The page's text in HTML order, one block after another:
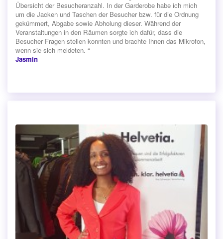
Übersicht der Besucheranzahl. In der Garderobe habe ich mich
um die Jacken und Taschen der Besucher bzw. für die Ordnung
gekümmert, Abgabe sowie Abholung dieser. Während der
Veranstaltungen in den Räumen sorgte ich dafür, dass die
Besucher Fragen stellen konnten und brachte Ihnen das Mikrofon,
wenn sie sich meldeten. “
Jasmin